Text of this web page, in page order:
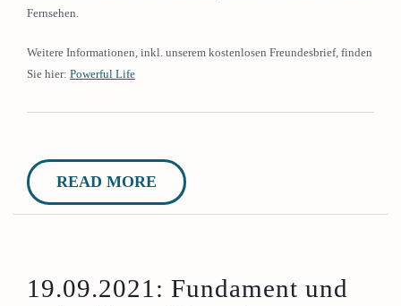
Fernsehen.
Weitere Informationen, inkl. unserem kostenlosen Freundesbrief, finden
Sie hier: Powerful Life
READ MORE
19.09.2021: Fundament und